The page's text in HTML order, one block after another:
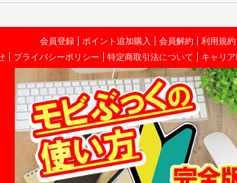
会員登録 ポイント追加購入 会員解約
利用規約
プライバシーポリシー 特定商取引法について キャリ